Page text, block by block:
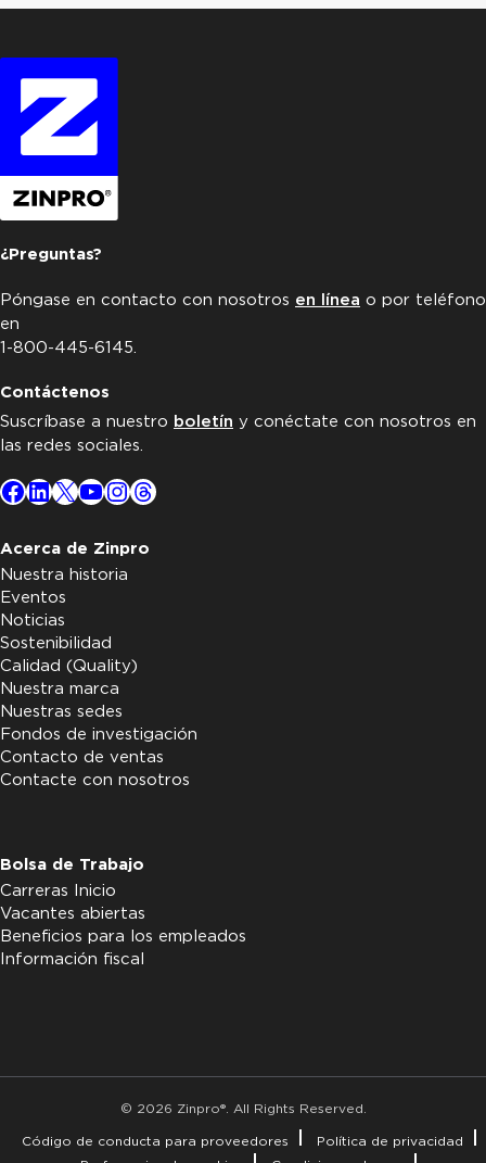
¿Preguntas?
Póngase en contacto con nosotros en línea o por teléfono
en
1-800-445-6145.
Contáctenos
Suscríbase a nuestro boletín y conéctate con nosotros en
las redes sociales.
Facebook
LinkedIn
X YouTube
Instagram
Threads
Acerca de Zinpro
Nuestra historia
Eventos
Noticias
Sostenibilidad
Calidad (Quality)
Nuestra marca
Nuestras sedes
Fondos de investigación
Contacto de ventas
Contacte con nosotros
Bolsa de Trabajo
Carreras Inicio
Vacantes abiertas
Beneficios para los empleados
Información fiscal
© 2026 Zinpro®. All Rights Reserved.
Código de conducta para proveedores
Política de privacidad